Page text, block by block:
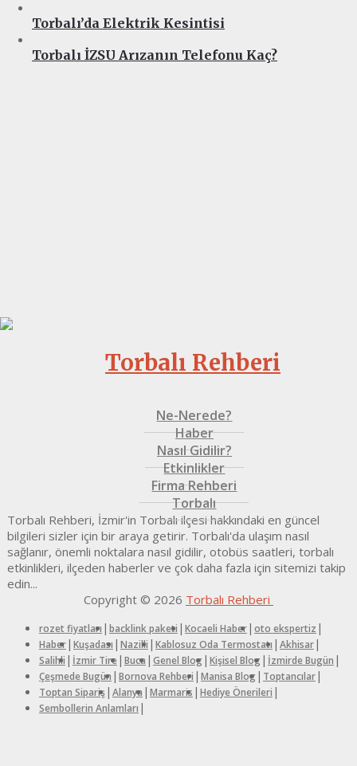
Torbalı’da Elektrik Kesintisi
Torbalı İZSU Arızanın Telefonu Kaç?
Torbalı Rehberi
Ne-Nerede?
Haber
Nasıl Gidilir?
Etkinlikler
Firma Rehberi
Torbalı
Torbalı Rehberi, İzmir'in Torbalı ilçesi hakkındaki en güncel
bilgileri sizler için bir araya getirir. Torbalı'da ulaşım nasıl
sağlanır, önemli noktalara nasıl gidilir, otobüs saatleri, torbalı
etkinlikleri, ilçeden haberler ve çok daha fazla için sitemizi takip
edin...
Copyright © 2026 Torbalı Rehberi
rozet fiyatları | backlink paketi | Kocaeli Haber| oto ekspertiz |
Haber| Kuşadası | Nazilli | Kablosuz Oda Termostatı | Akhisar|
Salihli | İzmir Tire | Buca | Genel Blog | Kişisel Blog | İzmirde Bugün |
Çeşmede Bugün | Bornova Rehberi | Manisa Blog | Toptancılar|
Toptan Sipariş| Alanya | Marmaris | Hediye Önerileri |
Sembollerin Anlamları |